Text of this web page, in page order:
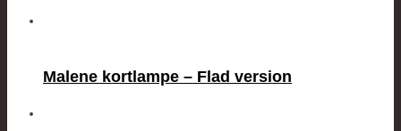
Malene kortlampe – Flad version